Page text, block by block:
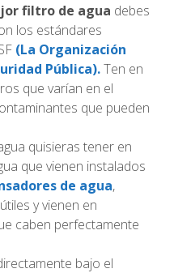
filtro de agua debes
los estándares
(La Organización
Pública).Ten en
que varían en el
que pueden
quisieras tener en
que vienen instalados
de agua,
y vienen en
caben perfectamente
bajo el